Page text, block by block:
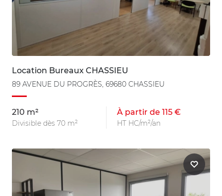
Location Bureaux CHASSIEU
89 AVENUE DU PROGRÈS, 69680 CHASSIEU
210 m²
Divisible dès 70 m²
À partir de 115 €
HT HC/m²/an